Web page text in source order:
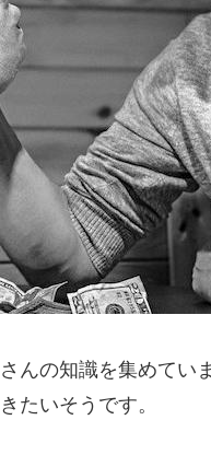
んの知識を集めてい
たいそうです。